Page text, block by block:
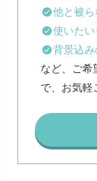
他と被
使いた
背景込
など、ご希
で、お気軽